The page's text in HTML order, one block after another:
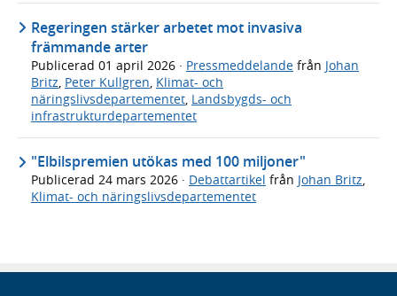
Regeringen stärker arbetet mot invasiva
främmande arter
Publicerad 01 april 2026 · Pressmeddelande från Johan
Britz Peter Kullgren Klimat- och
näringslivsdepartementet Landsbygds- och
infrastrukturdepartementet
"Elbilspremien utökas med 100 miljoner"
Publicerad 24 mars 2026 · Debattartikel från Johan Britz,
Klimat- och näringslivsdepartementet